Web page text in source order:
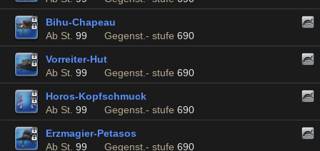
Bihu-Chapeau
Ab St. 99 Gegenst.- stufe 690
Vorreiter-Hut
Ab St. 99 Gegenst.- stufe 690
Horos-Kopfschmuck
Ab St. 99 Gegenst.- stufe 690
Erzmagier-Petasos
Ab St. 99 Gegenst.- stufe 690